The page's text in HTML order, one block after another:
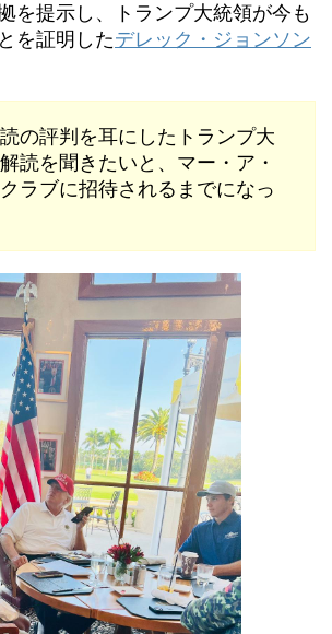
を提示し、トランプ大統領が今も
を証明したデレック・ジョンソン
の評判を耳にしたトランプ大
読を聞きたいと、マー・ア・
ラブに招待されるまでになっ